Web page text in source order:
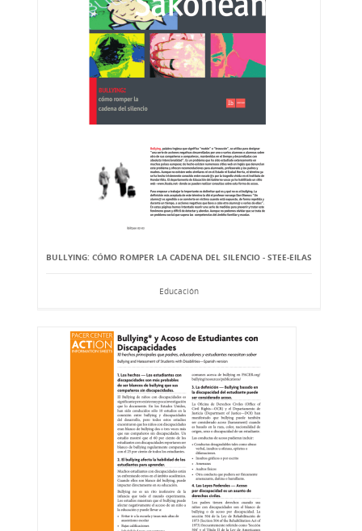
BULLYING: CÓMO ROMPER LA CADENA DEL SILENCIO - STEE-EILAS
Educación